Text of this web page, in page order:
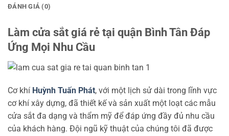
ĐÁNH GIÁ (0)
Làm cửa sắt giá rẻ tại quận Bình Tân Đáp
Ứng Mọi Nhu Cầu
Cơ khí Huỳnh Tuấn Phát, với một lịch sử dài trong lĩnh vực
cơ khí xây dựng, đã thiết kế và sản xuất một loạt các mẫu
cửa sắt đa dạng và thẩm mỹ để đáp ứng đầy đủ nhu cầu
của khách hàng. Đội ngũ kỹ thuật của chúng tôi đã được